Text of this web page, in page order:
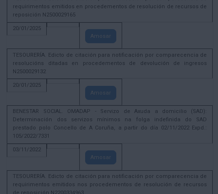
requirimentos emitidos en procedementos de resolución de recursos de
reposición N2500029165
20/01/2025
Amosar
TESOURERÍA. Edicto de citación para notificación por comparecencia de
resolucións ditadas en procedementos de devolución de ingresos
N2500029132
20/01/2025
Amosar
BENESTAR SOCIAL. OMADAP - Servizo de Axuda a domicilio (SAD):
Determinación dos servizos mínimos na folga indefinida do SAD
prestado polo Concello de A Coruña, a partir do día 02/11/2022 Expd.:
105/2022/7331
03/11/2022
Amosar
TESOURERÍA. Edicto de citación para notificación por comparecencia de
requirimentos emitidos nos procedementos de resolución de recursos